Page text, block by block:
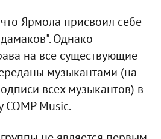
Ярмола присвоил себе
Однако
на все существующие
музыкантами (на
всех музыкантов) в
COMP Music.